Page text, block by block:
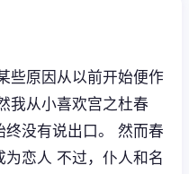
些原因从以前开始便作
我从小喜欢宫之杜春
没有说出口。 然而春
恋人 不过，仆人和名